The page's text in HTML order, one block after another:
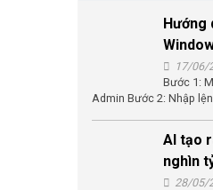
Hướng
17/06/
Bước 1:
Admin Bước 2: Nhập
AI tạo
nghìn
28/05/